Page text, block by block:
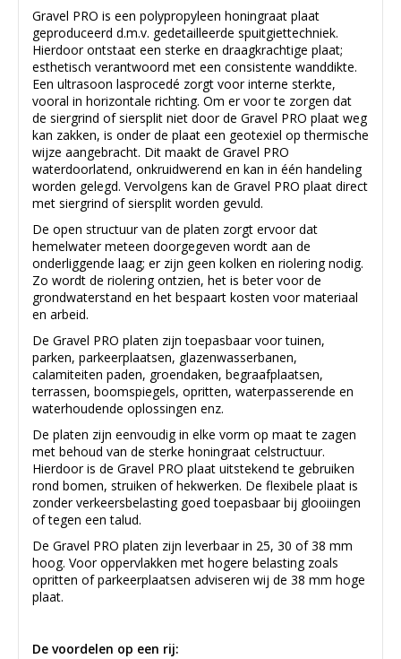
Gravel PRO is een polypropyleen honingraat plaat
geproduceerd d.m.v. gedetailleerde spuitgiettechniek.
Hierdoor ontstaat een sterke en draagkrachtige plaat;
esthetisch verantwoord met een consistente wanddikte.
Een ultrasoon lasprocedé zorgt voor interne sterkte,
vooral in horizontale richting. Om er voor te zorgen dat
de siergrind of siersplit niet door de Gravel PRO plaat weg
kan zakken, is onder de plaat een geotexiel op thermische
wijze aangebracht. Dit maakt de Gravel PRO
waterdoorlatend, onkruidwerend en kan in één handeling
worden gelegd. Vervolgens kan de Gravel PRO plaat direct
met siergrind of siersplit worden gevuld.
De open structuur van de platen zorgt ervoor dat
hemelwater meteen doorgegeven wordt aan de
onderliggende laag; er zijn geen kolken en riolering nodig.
Zo wordt de riolering ontzien, het is beter voor de
grondwaterstand en het bespaart kosten voor materiaal
en arbeid.
De Gravel PRO platen zijn toepasbaar voor tuinen,
parken, parkeerplaatsen, glazenwasserbanen,
calamiteiten paden, groendaken, begraafplaatsen,
terrassen, boomspiegels, opritten, waterpasserende en
waterhoudende oplossingen enz.
De platen zijn eenvoudig in elke vorm op maat te zagen
met behoud van de sterke honingraat celstructuur.
Hierdoor is de Gravel PRO plaat uitstekend te gebruiken
rond bomen, struiken of hekwerken. De flexibele plaat is
zonder verkeersbelasting goed toepasbaar bij glooiingen
of tegen een talud.
De Gravel PRO platen zijn leverbaar in 25, 30 of 38 mm
hoog. Voor oppervlakken met hogere belasting zoals
opritten of parkeerplaatsen adviseren wij de 38 mm hoge
plaat.
De voordelen op een rij: